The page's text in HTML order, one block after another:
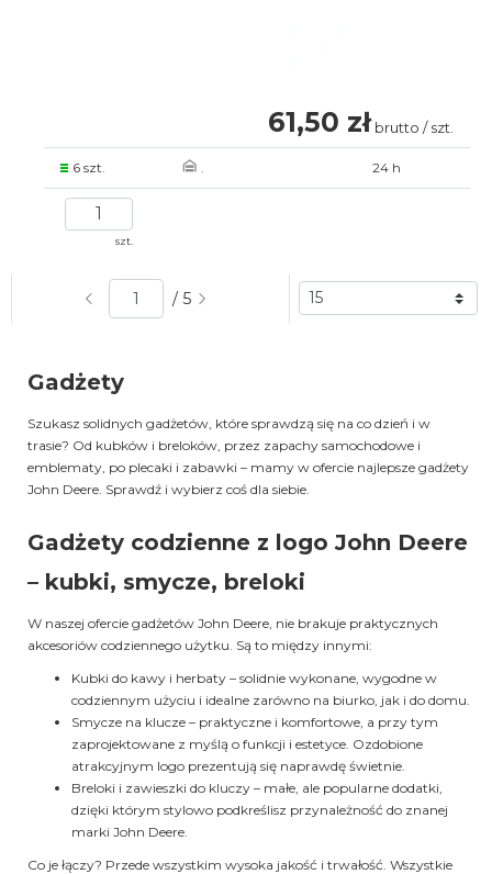
61,50 zł brutto / szt.
6 szt. . 24 h
szt.
/ 5
Gadżety
Szukasz solidnych gadżetów, które sprawdzą się na co dzień i w
trasie? Od kubków i breloków, przez zapachy samochodowe i
emblematy, po plecaki i zabawki – mamy w ofercie najlepsze gadżety
John Deere. Sprawdź i wybierz coś dla siebie.
Gadżety codzienne z logo John Deere
– kubki, smycze, breloki
W naszej ofercie gadżetów John Deere, nie brakuje praktycznych
akcesoriów codziennego użytku. Są to między innymi:
Kubki do kawy i herbaty – solidnie wykonane, wygodne w
codziennym użyciu i idealne zarówno na biurko, jak i do domu.
Smycze na klucze – praktyczne i komfortowe, a przy tym
zaprojektowane z myślą o funkcji i estetyce. Ozdobione
atrakcyjnym logo prezentują się naprawdę świetnie.
Breloki i zawieszki do kluczy – małe, ale popularne dodatki,
dzięki którym stylowo podkreślisz przynależność do znanej
marki John Deere.
Co je łączy? Przede wszystkim wysoka jakość i trwałość. Wszystkie